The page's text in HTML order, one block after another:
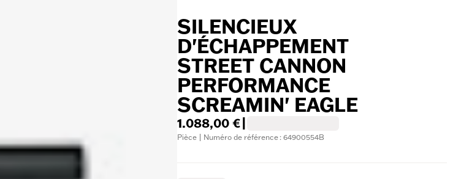
SILENCIEUX
D'ÉCHAPPEMENT
STREET CANNON
PERFORMANCE
SCREAMIN' EAGLE
1.088,00 €
Pièce | Numéro de référence : 64900554B